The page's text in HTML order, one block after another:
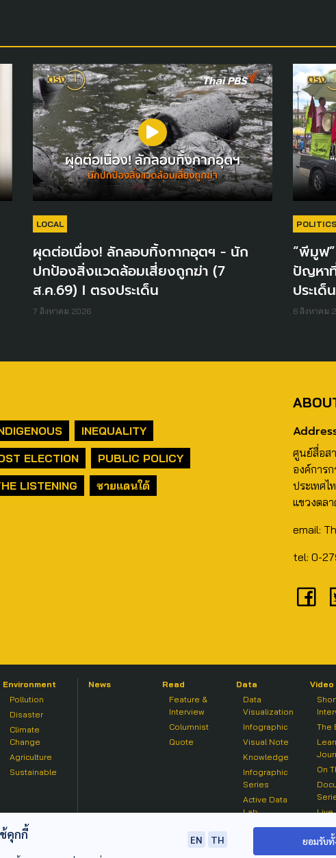
LOCAL
ผุดต่อเนื่อง! ลักลอบทิ้งกากอุตฯ - นัก
ปกป้องสิ่งแวดล้อมเสี่ยงถูกฆ่า (7
ส.ค.69) I ตรงประเด็น
7 สิงหาคม 2026
POLITICS
“พีมูฟ
ปัญหา
ประเด็น
6 สิงหาคม
INEQUALITY
ELECTION
PUBLIC POLICY
LISTENING
ชายแดนใต้
ศูนย์สื่อส
องค์การ
ประเทศ
แขวงตลา
email:
tel: 0-
Environment
Pollution
Disaster
Climate
Change
Agriculture
Sustainable
News
Read
Feature &
Interview
Columnist
Quote
Data
Data
Visualization
Infographic
Visual Note
Knowledge
Infographic
Series
Active Data
Lab
Video
The
On
Live
On
คุกกี้ EN
TH
ยอมรับ